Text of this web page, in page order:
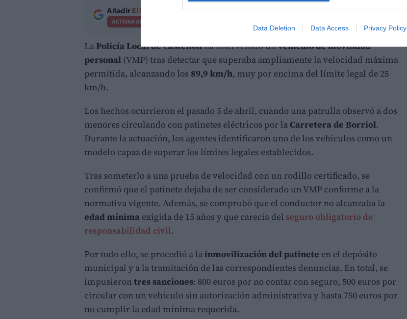
Data Deletion Data Access Privacy Policy
Añadir El Periodico de Aquícomo fuente preferida de Google de forma gratuita.
ACTIVAR AHORA
LaPolicía Local de Castellónha intervenido unvehículo de movilidad
personal (VMP) tras detectar que superaba ampliamente la velocidad máxima
permitida, alcanzando los 89,9 km/h, muy por encima del límite legal de 25
km/h.
Los hechos ocurrieron el pasado 5 de abril, cuando una patrulla observó a dos
menores circulando con patinetes eléctricos por la Carretera de Borriol.
Durante la actuación, los agentes identificaron uno de los vehículos como un
modelo capaz de superar los límites legales establecidos.
Tras someterlo a una prueba de velocidad con un rodillo certificado, se
confirmó que el patinete dejaba de ser considerado un VMP conforme a la
normativa vigente. Además, se comprobó que el conductor no alcanzaba la
edad mínima exigida de 15 años y que carecía del seguro obligatorio de
responsabilidad civil.
Por todo ello, se procedió a lainmovilización del patinete en el depósito
municipal y a la tramitación de las correspondientes denuncias. En total, se
impusierontres sanciones: 800 euros por no contar con seguro, 500 euros por
circular con un vehículo sin autorización administrativa y hasta 750 euros por
no cumplir la edad mínima requerida.